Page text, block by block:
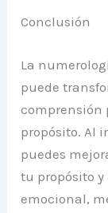
Conclusión
La
puede
comprensión
propósito. Al
puedes
tu propósito
emocional,